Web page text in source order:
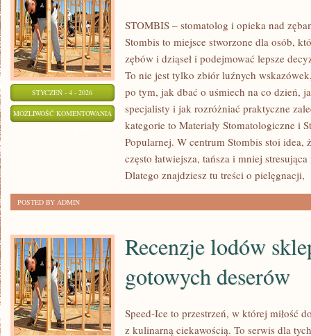
STYCZEŃ - 4 - 2026
MOŻLIWOŚĆ KOMENTOWANIA STOMBIS
STOMBIS – stomatolog i opieka nad
Stombis to miejsce stworzone dla osób,
zębów i dziąseł i podejmować lepsze
To nie jest tylko zbiór luźnych
po tym, jak dbać o uśmiech na co dzień,
specjalisty i jak rozróżniać praktyczne
kategorie to Materiały Stomatologiczne i
Popularnej. W centrum Stombis stoi idea,
często łatwiejsza, tańsza i mniej
Dlatego znajdziesz tu treści o pielęgnacji,
POSTED BY ADMIN
Recenzje lodów
gotowych deserów
Speed-Ice to przestrzeń, w której miłość
z kulinarną ciekawością. To serwis dla